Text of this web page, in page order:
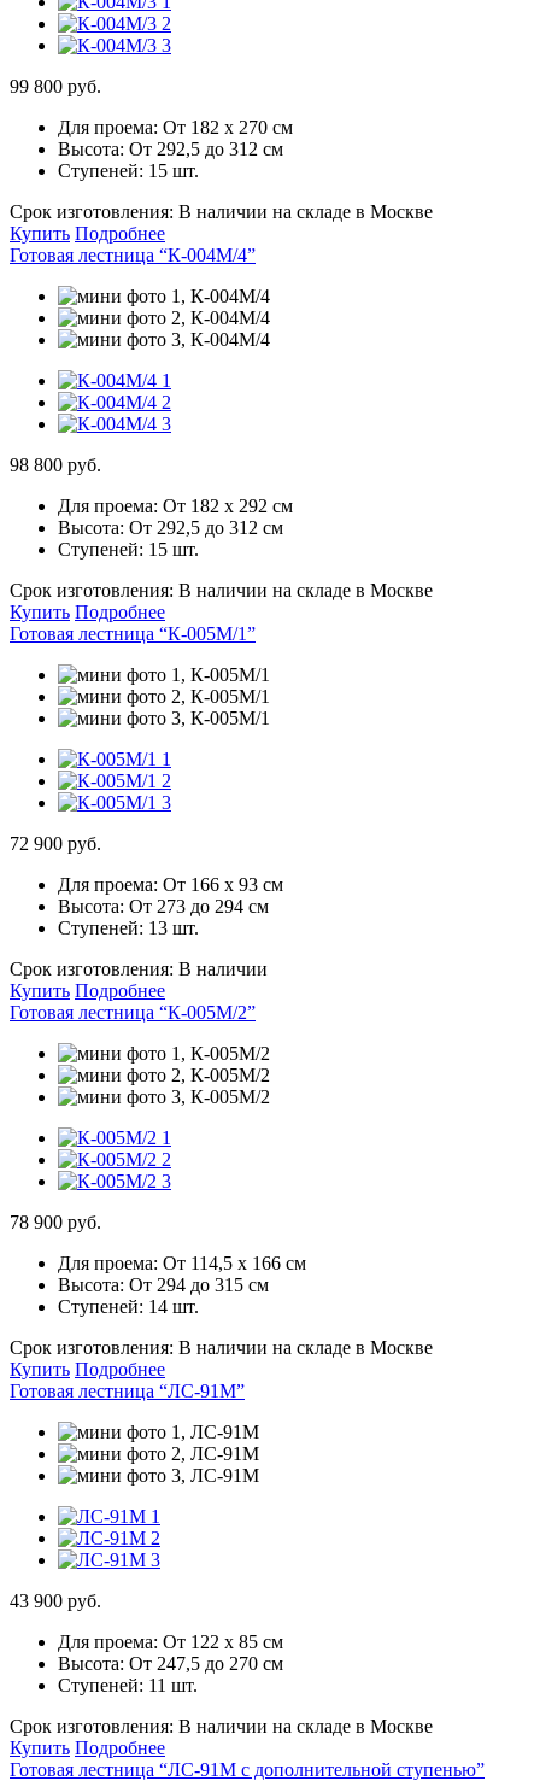
99 800 руб.
Для проема: От 182 х 270 см
Высота: От 292,5 до 312 см
Ступеней: 15 шт.
Срок изготовления: В наличии на складе в Москве
Купить Подробнее
Готовая лестница “К-004М/4”
98 800 руб.
Для проема: От 182 х 292 см
Высота: От 292,5 до 312 см
Ступеней: 15 шт.
Срок изготовления: В наличии на складе в Москве
Купить Подробнее
Готовая лестница “К-005М/1”
72 900 руб.
Для проема: От 166 х 93 см
Высота: От 273 до 294 см
Ступеней: 13 шт.
Срок изготовления: В наличии
Купить Подробнее
Готовая лестница “К-005М/2”
78 900 руб.
Для проема: От 114,5 х 166 см
Высота: От 294 до 315 см
Ступеней: 14 шт.
Срок изготовления: В наличии на складе в Москве
Купить Подробнее
Готовая лестница “ЛС-91М”
43 900 руб.
Для проема: От 122 х 85 см
Высота: От 247,5 до 270 см
Ступеней: 11 шт.
Срок изготовления: В наличии на складе в Москве
Купить Подробнее
Готовая лестница “ЛС-91М с дополнительной ступенью”